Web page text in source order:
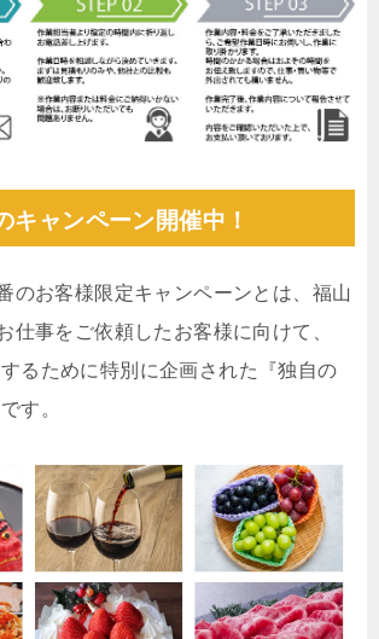
キャンペーン開催中！
のお客様限定キャンペーンとは、福山
仕事をご依頼したお客様に向けて、
するために特別に企画された『独自の
す。